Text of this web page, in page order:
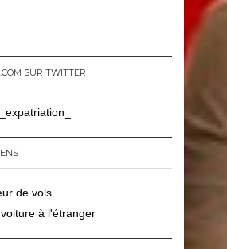
SUR TWITTER
de vols
à l'étranger